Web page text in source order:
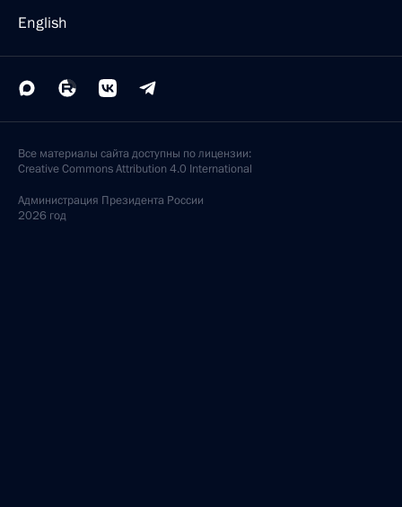
English
Все материалы сайта доступны по лицензии:
Creative Commons Attribution 4.0 International
Администрация Президента России
2026 год